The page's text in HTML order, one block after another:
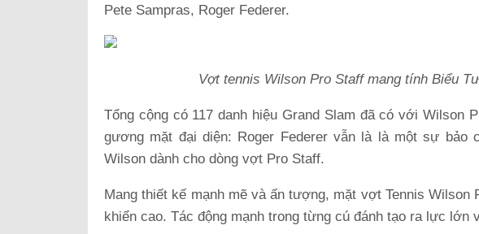
Pete Sampras, Roger Federer.
Vợt tennis Wilson Pro Staff mang tính Biểu
Tổng cộng có 117 danh hiệu Grand Slam đã có với Wilson
gương mặt đại diện: Roger Federer vẫn là là một sự bảo
Wilson dành cho dòng vợt Pro Staff.
Mang thiết kế mạnh mẽ và ấn tượng, mặt vợt Tennis Wilson
khiển cao. Tác động mạnh trong từng cú đánh tạo ra lực lớn